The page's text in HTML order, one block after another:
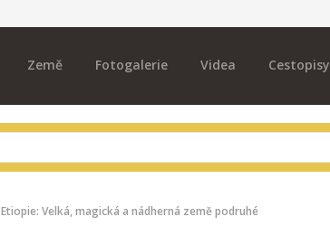
Země Fotogalerie Videa Cestopisy
Etiopie: Velká, magická a nádherná země podruhé